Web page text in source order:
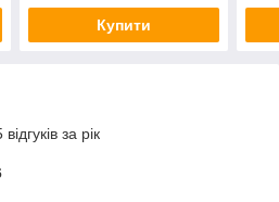
Купити
за рік